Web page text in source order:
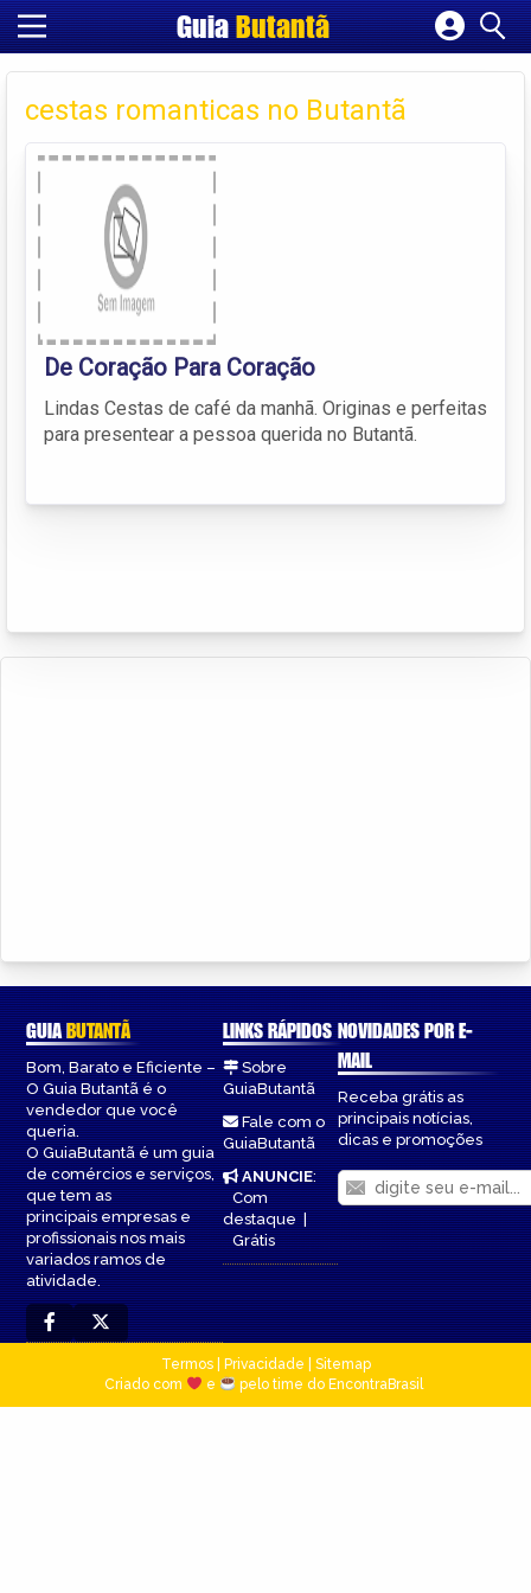
GuiaButantã
Cadastrar empresa
Criar conta
cestas romanticas no Butantã
De Coração Para Coração
Lindas Cestas de café da manhã. Originas e perfeitas
para presentear a pessoa querida no Butantã.
GUIABUTANTÃ
Bom, Barato e Eficiente –
O Guia Butantã é o
vendedor que você
queria.
O GuiaButantã é um guia
de comércios e serviços,
que tem as
principais empresas e
profissionais nos mais
variados ramos de
atividade.
LINKS RÁPIDOS
Sobre
GuiaButantã
Fale com o
GuiaButantã
ANUNCIE:
Com
destaque|
Grátis
NOVIDADES POR E-
MAIL
Receba grátis as
principais notícias,
dicas e promoções
Termos| Privacidade
Sitemap
Criado com
e pelo time do EncontraBrasil